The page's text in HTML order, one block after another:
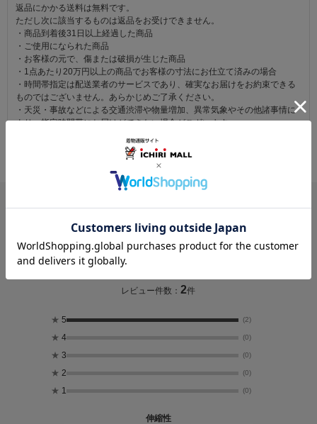
返品にかかる送料は無料です。
ただし次に該当するものは返品をお受けできません。
・商品到着後31日以上経過した商品
・ご使用になられた商品
・お客様の元で、傷または破損が生じた商品
・1点あたり20万円以上の商品でお客様の寸法にお仕立て済みの場合
・時間帯指定は配送業者のサービスであり、確実なお届けをお約束できる
ものではございません。あらかじめご了承ください。
・天災・事故などによる交通渋滞や物量増加、異常気象やその他諸事情に
より、指定時間帯にお届けができない場合がございます。
らお客様へのご連絡はおこなっておりません。）
レビュー
レビュー件数：2件
★ 5 (2)
★ 4 (0)
★ 3 (0)
★ 2 (0)
★ 1 (0)
伸縮性